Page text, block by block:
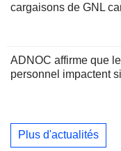
cargaisons de GNL
ADNOC affirme que
personnel impactent
Plus d'actualités